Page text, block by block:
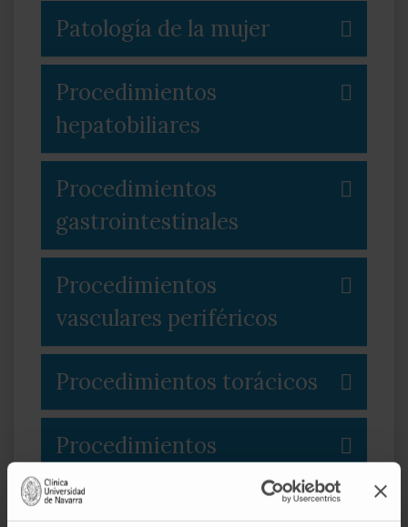
Patología de la mujer
Procedimientos
hepatobiliares
Procedimientos
gastrointestinales
Procedimientos
vasculares periféricos
Procedimientos torácicos
Procedimientos
musculoesqueléticos